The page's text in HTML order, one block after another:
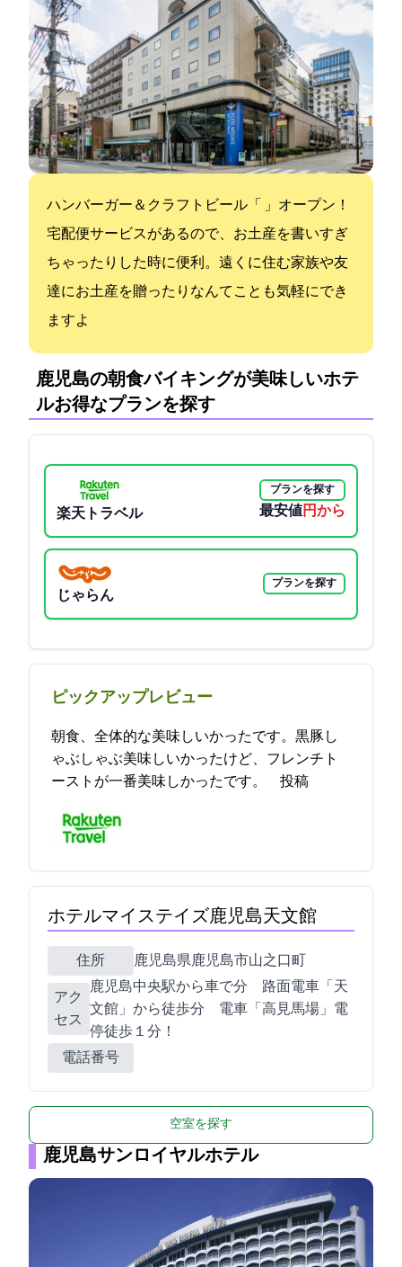
ハンバーガー＆クラフトビール「Nikanbashi Burger Bar」オープン！
宅配便サービスがあるので、お土産を書いすぎ
ちゃったりした時に便利。遠くに住む家族や友
達にお土産を贈ったりなんてことも気軽にでき
ますよ
鹿児島の朝食バイキングが美味しいホテ
ル:お得なプランを探す
楽天トラベル
プランを探す
最安値2000円から
じゃらん
プランを探す
ピックアップレビュー
朝食、全体的な美味しいかったです。黒豚し
ゃぶしゃぶ美味しいかったけど、フレンチト
ーストが一番美味しかったです。 2021-11-12 18:20:20投稿
ホテルマイステイズ鹿児島天文館
住所 鹿児島県鹿児島市山之口町2-7
アク
セス
JR鹿児島中央駅から車で5分 路面電車「天
文館」から徒歩5分 電車「高見馬場」電
停徒歩１分！
電話番号
空室を探す
鹿児島サンロイヤルホテル